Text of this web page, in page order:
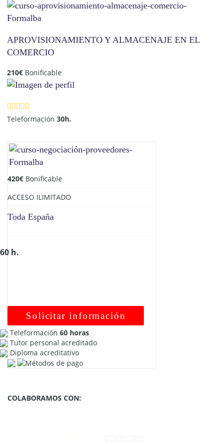
APROVISIONAMIENTO Y ALMACENAJE EN EL
COMERCIO
210€ Bonificable
Teleformación30h.
420€ Bonificable
ACCESO ILIMITADO
Toda España
60 h.
Solicitar información
Teleformación60 horas
Tutor personal acreditado
Diploma acreditativo
COLABORAMOS CON: